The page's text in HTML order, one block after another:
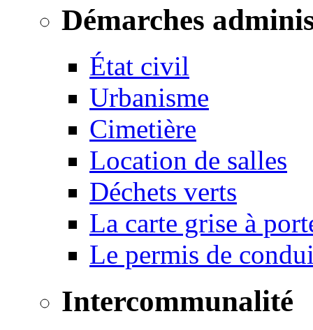
Démarches
État civil
Urbanisme
Cimetière
Location de salles
Déchets verts
La carte grise à
Le permis de
Intercommunalité